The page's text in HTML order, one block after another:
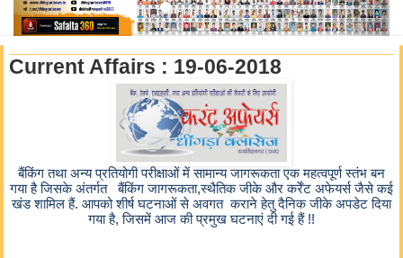
Current Affairs : 19-06-2018
बैंकिंग तथा अन्य प्रतियोगी परीक्षाओं में सामान्य जागरूकता एक महत्वपूर्ण स्तंभ बन
गया है जिसके अंतर्गत बैंकिंग जागरूकता,स्थैतिक जीके और कर्रेंट अफेयर्स जैसे कई
खंड शामिल हैं. आपको शीर्ष घटनाओं से अवगत कराने हेतु दैनिक जीके अपडेट दिया
गया है, जिसमें आज की प्रमुख घटनाएं दी गई हैं !!